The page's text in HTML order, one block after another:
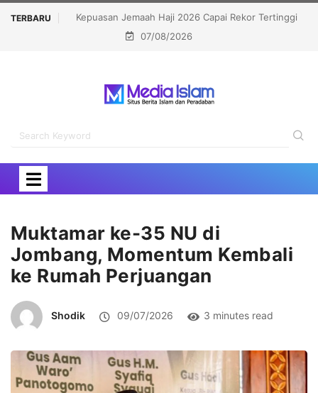
TERBARU
Tertinggi
Politisi Muslim Berpeluang jadi Senat Michigan,
Kalahkan Kandidat Pro-Israel
07/08/2026
Muktamar ke-35 NU di
Jombang, Momentum Kembali
ke Rumah Perjuangan
Shodik 09/07/2026 3 minutes read